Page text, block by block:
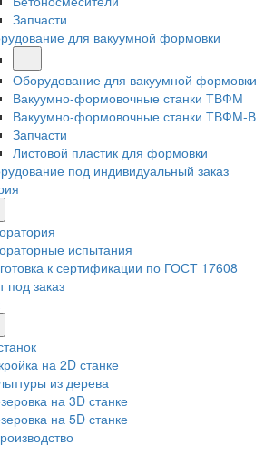
Запчасти
для вакуумной формовки
Оборудование для вакуумной формовки
Вакуумно-формовочные станки ТВФМ
Вакуумно-формовочные станки ТВФМ-В
Запчасти
Листовой пластик для формовки
под индивидуальный заказ
испытания
к сертификации по ГОСТ 17608
под заказ
на 2D станке
из дерева
на 3D станке
на 5D станке